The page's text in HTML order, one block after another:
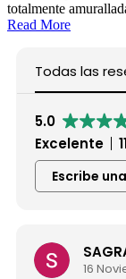
totalmente
Read More
Todas las
5.0
Excelente
Escribe
SAGRARIO
16 Noviembre 2025